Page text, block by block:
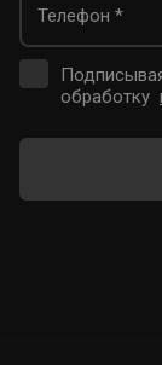
обработку